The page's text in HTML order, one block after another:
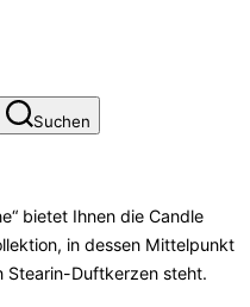
Suchen
bietet Ihnen die Candle
in dessen Mittelpunkt
Stearin-Duftkerzen steht.